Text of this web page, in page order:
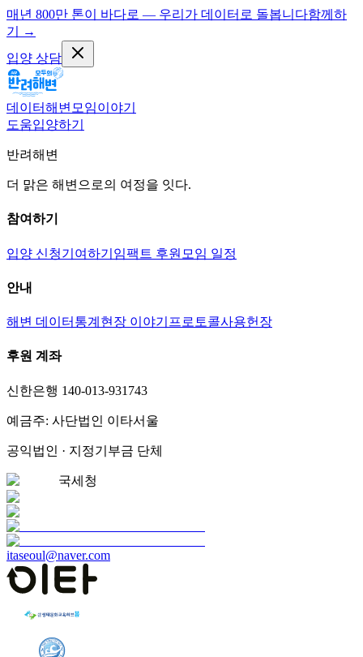
매년 800만 톤이 바다로 — 우리가 데이터로 돌봅니다함께하
기
→
입양 상담
데이터해변 모임이야기
도움입양하기
반려해변
더 맑은 해변으로의 여정을 잇다.
참여하기
입양 신청기여하기 임팩트 후원 모임 일정
안내
해변 데이터 통계 현장 이야기 프로토콜사용헌장
후원 계좌
신한은행 140-013-931743
예금주: 사단법인 이타서울
공익법인 · 지정기부금 단체
국세청
itaseoul@naver.com